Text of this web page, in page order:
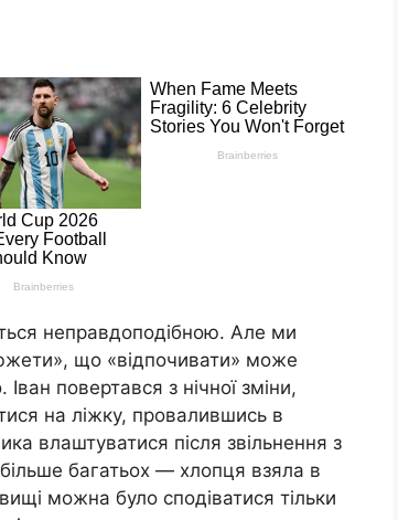
неправдоподібною. Але ми
що «відпочивати» може
повертався з нічної зміни,
на ліжку, провалившись в
влаштуватися після звільнення з
багатьох — хлопця взяла в
можна було сподіватися тільки